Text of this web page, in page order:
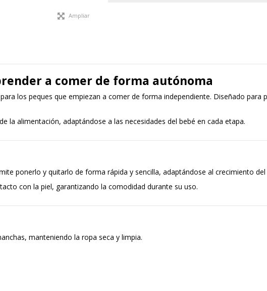
Ampliar
a comer de forma autónoma
los peques que empiezan a comer de forma independiente. Diseñado para
la alimentación, adaptándose a las necesidades del bebé en cada etapa.
ponerlo y quitarlo de forma rápida y sencilla, adaptándose al crecimiento del
con la piel, garantizando la comodidad durante su uso.
manteniendo la ropa seca y limpia.